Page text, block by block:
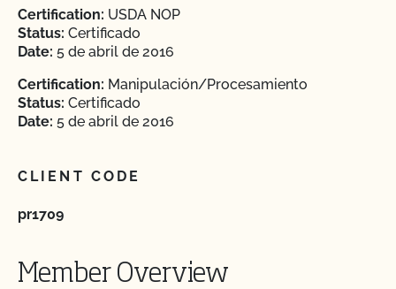
Certification: USDA NOP
Status: Certificado
Date: 5 de abril de 2016
Certification: Manipulación/Procesamiento
Status: Certificado
Date: 5 de abril de 2016
CLIENT CODE
pr1709
Member Overview